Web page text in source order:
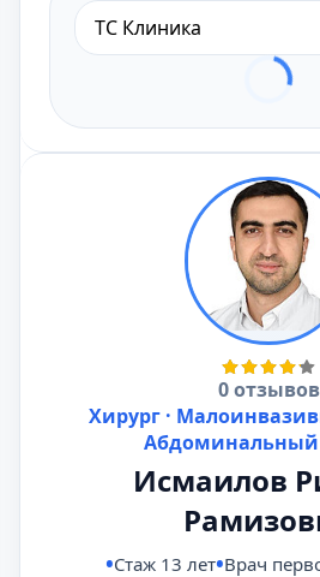
ТС Клиника
0 отзывов
Хирург ·
Абдоминальный
Исмаилов
Стаж 13 лет Врач